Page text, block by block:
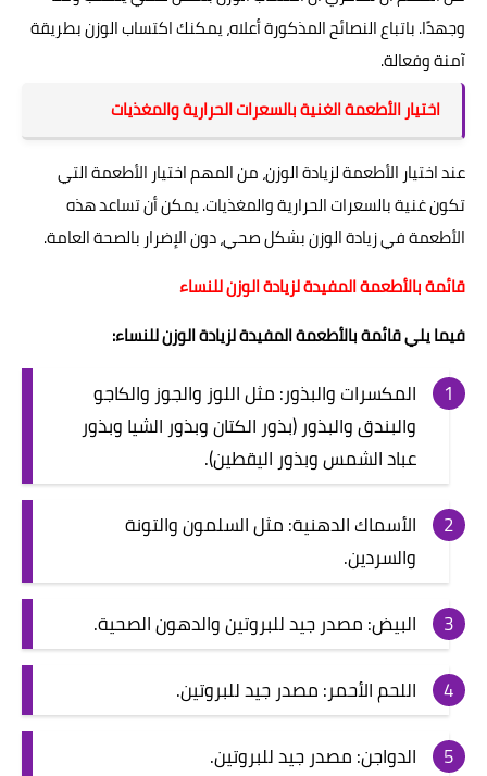
وجهدًا. باتباع النصائح المذكورة أعلاه، يمكنك اكتساب الوزن بطريقة
آمنة وفعالة.
اختيار الأطعمة الغنية بالسعرات الحرارية والمغذيات
عند اختيار الأطعمة لزيادة الوزن، من المهم اختيار الأطعمة التي
تكون غنية بالسعرات الحرارية والمغذيات. يمكن أن تساعد هذه
الأطعمة في زيادة الوزن بشكل صحي، دون الإضرار بالصحة العامة.
قائمة بالأطعمة المفيدة لزيادة الوزن للنساء
فيما يلي قائمة بالأطعمة المفيدة لزيادة الوزن للنساء:
المكسرات والبذور: مثل اللوز والجوز والكاجو
والبندق والبذور (بذور الكتان وبذور الشيا وبذور
عباد الشمس وبذور اليقطين).
الأسماك الدهنية: مثل السلمون والتونة
والسردين.
البيض: مصدر جيد للبروتين والدهون الصحية.
اللحم الأحمر: مصدر جيد للبروتين.
الدواجن: مصدر جيد للبروتين.